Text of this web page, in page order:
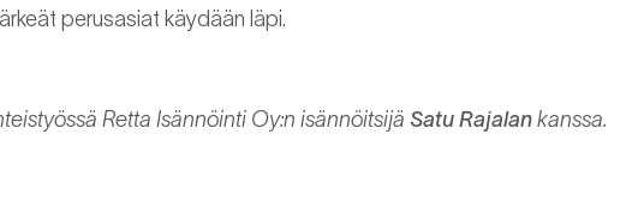
perusasiat käydään läpi.
Retta Isännöinti Oy:n isännöitsijä Satu Rajalankanssa.